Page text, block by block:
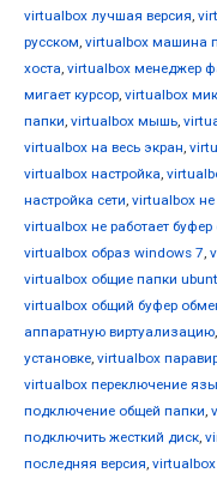
virtualbox лучшая версия,
русском, virtualbox машина
хоста, virtualbox менеджер
мигает курсор, virtualbox
папки, virtualbox мышь,
virtualbox на весь экран,
virtualbox настройка,
настройка сети, virtualbox не
virtualbox не работает
virtualbox образ windows 7,
virtualbox общие папки
virtualbox общий буфер
аппаратную виртуализацию,
установке, virtualbox
virtualbox переключение
подключение общей папки,
подключить жесткий диск,
последняя версия, virtualbox